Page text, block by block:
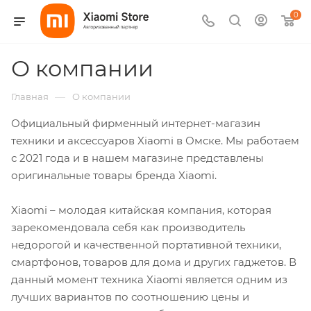
0
О компании
Главная — О компании
Официальный фирменный интернет-магазин
техники и аксессуаров Xiaomi в Омске. Мы работаем
с 2021 года и в нашем магазине представлены
оригинальные товары бренда Xiaomi.
Xiaomi – молодая китайская компания, которая
зарекомендовала себя как производитель
недорогой и качественной портативной техники,
смартфонов, товаров для дома и других гаджетов. В
данный момент техника Xiaomi является одним из
лучших вариантов по соотношению цены и